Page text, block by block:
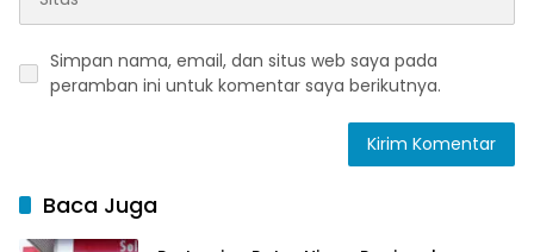
Simpan nama, email, dan situs web saya pada
peramban ini untuk komentar saya berikutnya.
Baca Juga